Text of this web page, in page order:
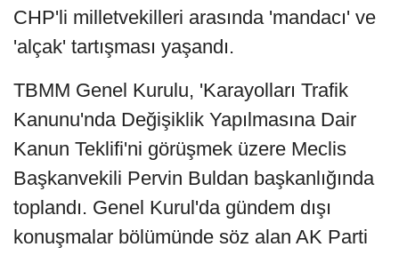
CHP'li milletvekilleri arasında 'mandacı' ve
'alçak' tartışması yaşandı.
TBMM Genel Kurulu, 'Karayolları Trafik
Kanunu'nda Değişiklik Yapılmasına Dair
Kanun Teklifi'ni görüşmek üzere Meclis
Başkanvekili Pervin Buldan başkanlığında
toplandı. Genel Kurul'da gündem dışı
konuşmalar bölümünde söz alan AK Parti